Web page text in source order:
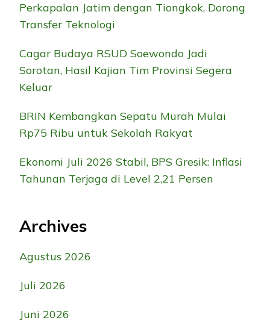
Perkapalan Jatim dengan Tiongkok, Dorong
Transfer Teknologi
Cagar Budaya RSUD Soewondo Jadi
Sorotan, Hasil Kajian Tim Provinsi Segera
Keluar
BRIN Kembangkan Sepatu Murah Mulai
Rp75 Ribu untuk Sekolah Rakyat
Ekonomi Juli 2026 Stabil, BPS Gresik: Inflasi
Tahunan Terjaga di Level 2,21 Persen
Archives
Agustus 2026
Juli 2026
Juni 2026